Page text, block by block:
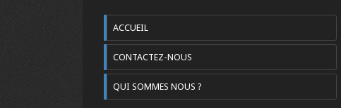
ACCUEIL
CONTACTEZ-NOUS
QUI SOMMES NOUS ?